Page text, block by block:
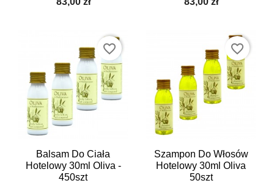
Balsam Do Ciała
Hotelowy 30ml Oliva -
450szt
favorite_border
Szampon Do Włosów
Hotelowy 30ml Oliva
50szt
favorite_border